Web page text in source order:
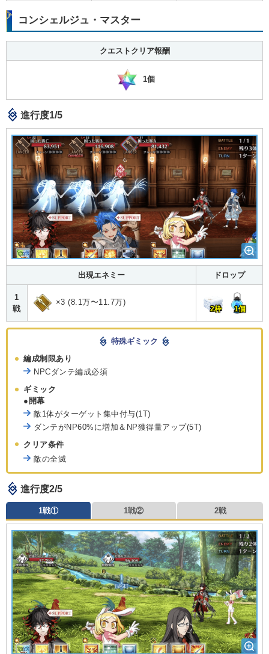
コンシェルジュ・マスター
クエストクリア報酬
1個
進行度1/5
出現エネミー ドロップ
1
戦
×3 (8.1万〜11.7万)
2枠 1個
特殊ギミック
編成制限あり
NPCダンテ編成必須
ギミック
●開幕
敵1体がターゲット集中付与(1T)
ダンテがNP60%に増加＆NP獲得量アップ(5T)
クリア条件
敵の全滅
進行度2/5
1戦① 1戦② 2戦